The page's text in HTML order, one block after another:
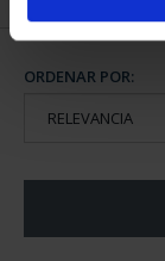
ORDENAR POR: